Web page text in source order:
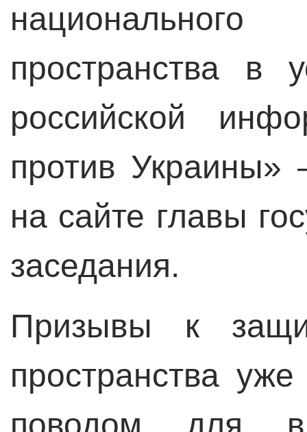
пространства в
российской
против Украины»
на сайте главы
заседания.
Призывы к
пространства